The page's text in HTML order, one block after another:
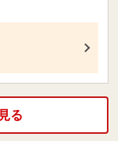
る